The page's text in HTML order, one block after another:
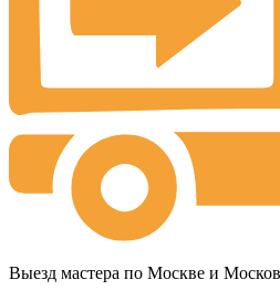
Выезд мастера по Москве и